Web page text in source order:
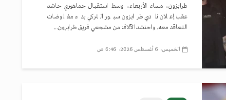
طرابزون، مساء الأربعاء، وسط استقبال جماهيري حاشد
عقب إعلان نادي طرابزون سبور التركي بدء مفاوضات
التعاقد معه. واحتشد الآلاف من مشجعي فريق طرابزون...
الخميس، 6 أغسطس 2026، 6:46 ص